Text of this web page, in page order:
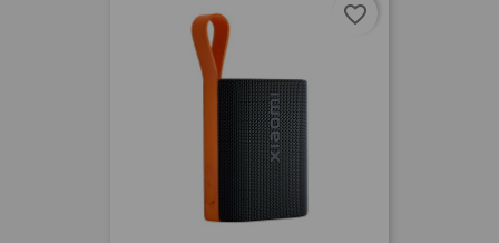
favorite_border